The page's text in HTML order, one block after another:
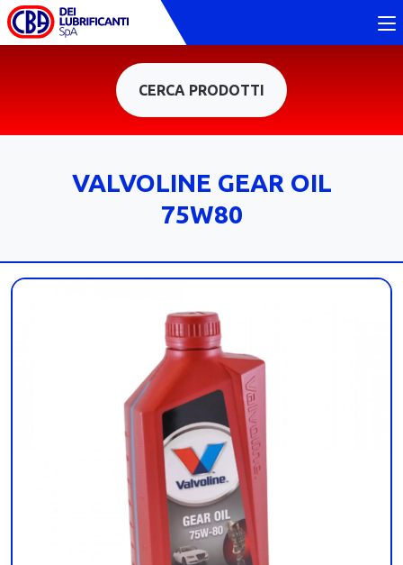
CERCA PRODOTTI
VALVOLINE GEAR OIL
75W80